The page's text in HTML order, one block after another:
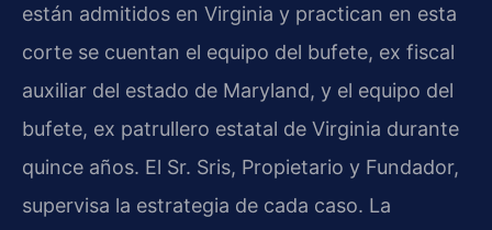
están admitidos en Virginia y practican en esta
corte se cuentan el equipo del bufete, ex fiscal
auxiliar del estado de Maryland, y el equipo del
bufete, ex patrullero estatal de Virginia durante
quince años. El Sr. Sris, Propietario y Fundador,
supervisa la estrategia de cada caso. La